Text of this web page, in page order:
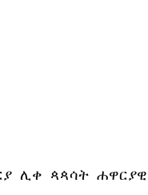
ሊቀ ጳጳሳት ሐዋርያዊ